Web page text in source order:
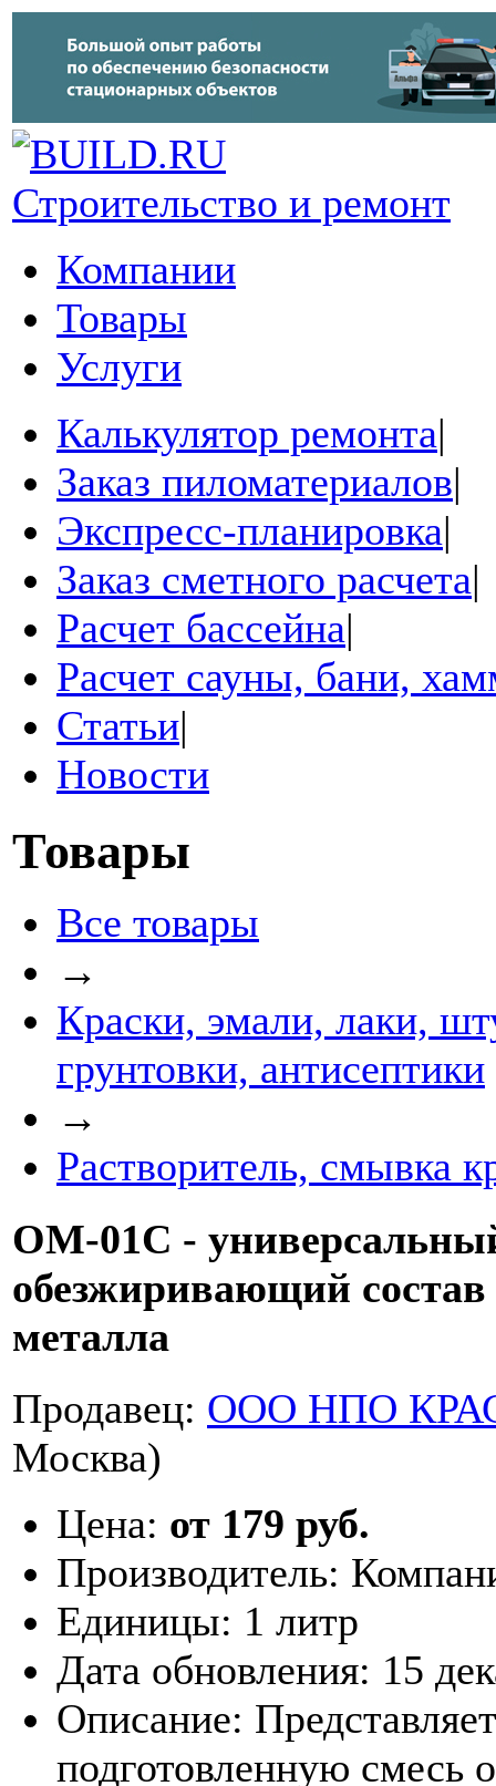
Строительство и ремонт
Компании
Товары
Услуги
Калькулятор ремонта|
Заказ пиломатериалов|
Экспресс-планировка|
Заказ сметного расчета|
Расчет бассейна|
Расчет сауны, бани,
Статьи|
Новости
Товары
Все товары
→
Краски, эмали, лаки,
грунтовки, антисептики
→
Растворитель, смывка
ОМ-01С -
обезжиривающий состав
металла
Продавец: ООО НПО
Москва)
Цена: от 179 руб.
Производитель:
Единицы: 1 литр
Дата обновления: 15
Описание:
подготовленную смесь